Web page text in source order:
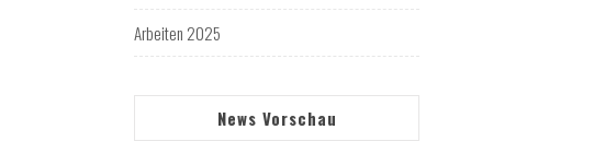
Arbeiten 2025
News Vorschau